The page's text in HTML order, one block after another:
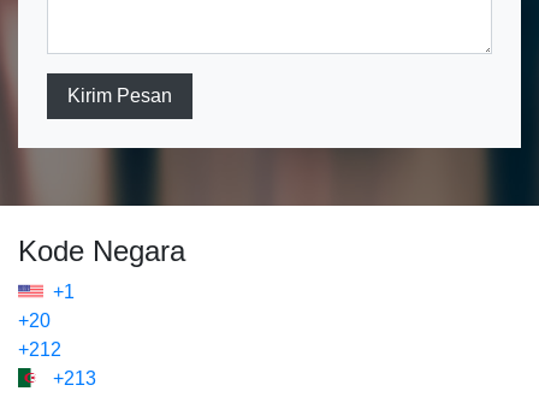
Kirim Pesan
Kode Negara
+1
+20
+212
+213